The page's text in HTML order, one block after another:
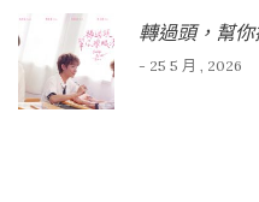
轉過頭，幫
- 25 5 月 , 2026